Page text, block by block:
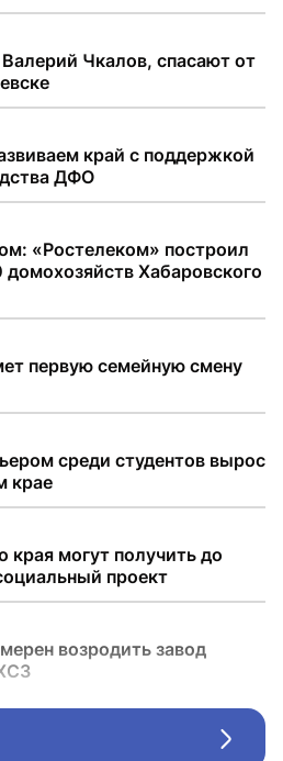
Чкалов, спасают от
край с поддержкой
ДФО
«Ростелеком» построил
Хабаровского
первую семейную смену
среди студентов вырос
крае
могут получить до
проект
возродить завод